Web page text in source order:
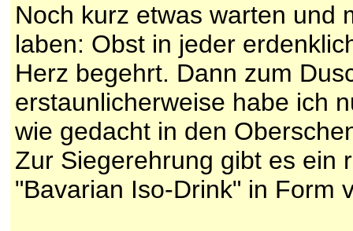
Noch kurz etwas warten und
laben: Obst in jeder
Herz begehrt. Dann zum
erstaunlicherweise habe ich
wie gedacht in den
Zur Siegerehrung gibt es ein
"Bavarian Iso-Drink" in Form